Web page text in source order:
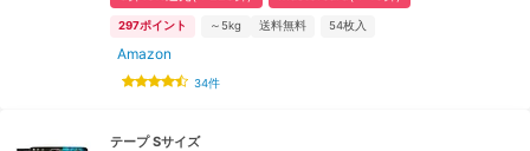
297ポイント ～5kg 送料無料 54枚入
Amazon
34件
テープ Sサイズ